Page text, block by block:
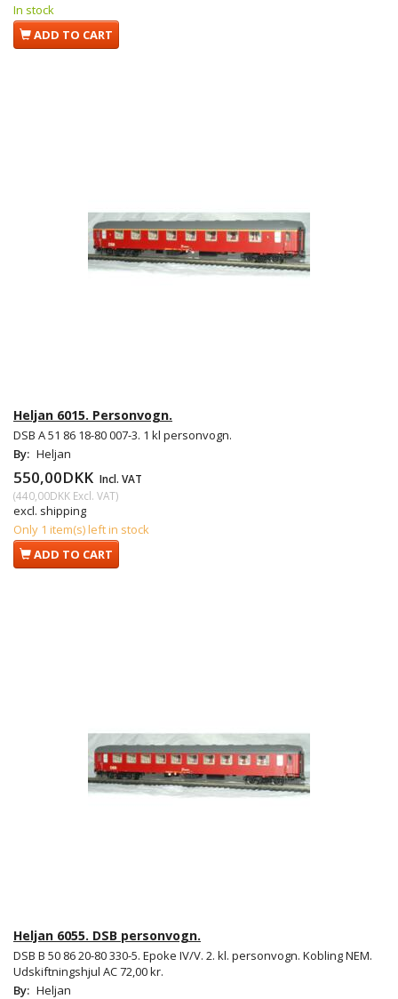
In stock
ADD TO CART
Heljan 6015. Personvogn.
DSB A 51 86 18-80 007-3. 1 kl personvogn.
By: Heljan
550,00DKK Incl. VAT
(440,00DKK Excl. VAT)
excl. shipping
Only 1 item(s) left in stock
ADD TO CART
Heljan 6055. DSB personvogn.
DSB B 50 86 20-80 330-5. Epoke IV/V. 2. kl. personvogn. Kobling NEM.
Udskiftningshjul AC 72,00 kr.
By: Heljan